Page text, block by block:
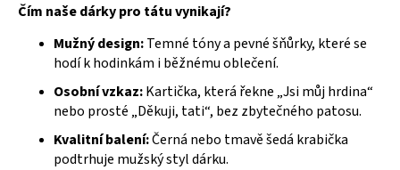
l
á
d
a
c
í
p
r
Čím naše dárky pro tátu vynikají?
Mužný design:Temné tóny a pevné šňůrky, které se
hodí k hodinkám i běžnému oblečení.
Osobní vzkaz:Kartička, která řekne „Jsi můj hrdina“
nebo prosté „Děkuji, tati“, bez zbytečného patosu.
Kvalitní balení:Černá nebo tmavě šedá krabička
podtrhuje mužský styl dárku.